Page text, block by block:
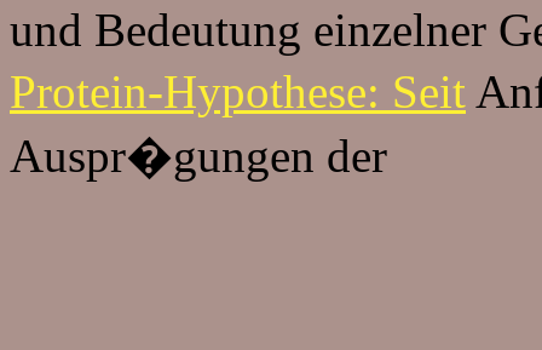
und Bedeutung einzelner
Protein-Hypothese: Seit
Auspr�gungen der